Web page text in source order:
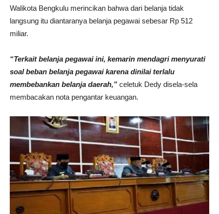
Walikota Bengkulu merincikan bahwa dari belanja tidak
langsung itu diantaranya belanja pegawai sebesar Rp 512
miliar.
“Terkait belanja pegawai ini, kemarin mendagri menyurati
soal beban belanja pegawai karena dinilai terlalu
membebankan belanja daerah,” celetuk Dedy disela-sela
membacakan nota pengantar keuangan.